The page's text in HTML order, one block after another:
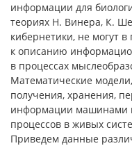
информации для
теориях Н. Винера, К.
кибернетики, не могут
к описанию
в процессах
Математические
получения, хранения,
информации машинами
процессов в живых
Приведем данные